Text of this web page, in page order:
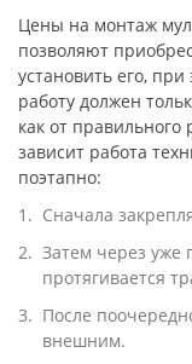
Цены на монтаж
позволяют
установить его,
работу должен
как от
зависит работа
поэтапно:
Сначала
Затем через уже
протягивается
После
внешним.